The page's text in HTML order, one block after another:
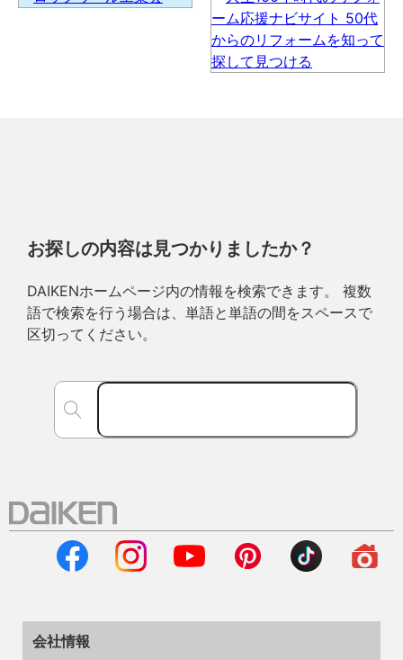
お探しの内容は見つかりましたか？
DAIKENホームページ内の情報を検索できます。 複数
語で検索を行う場合は、単語と単語の間をスペースで
区切ってください。
会社情報